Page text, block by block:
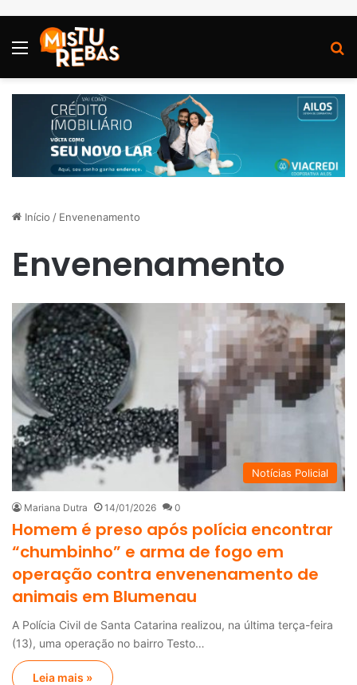
Menu
Início / Envenenamento
Envenenamento
Notícias Policial
Mariana Dutra 14/01/2026 0
Homem é preso após polícia encontrar
“chumbinho” e arma de fogo em
operação contra envenenamento de
animais em Blumenau
A Polícia Civil de Santa Catarina realizou, na última terça-feira
(13), uma operação no bairro Testo…
Leia mais »